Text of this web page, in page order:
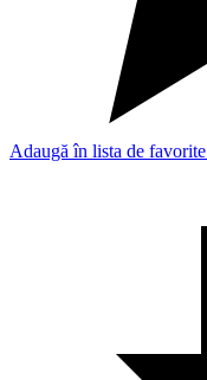
Adaugă în lista de favorite